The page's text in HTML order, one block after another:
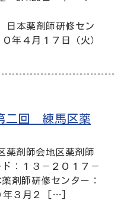
修セン
４月１７日（火）
二回 練馬区薬
薬剤師会地区薬剤師
１３－２０１７－
研修センター：
３月２ […]